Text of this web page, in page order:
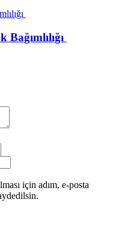
için adım, e-posta